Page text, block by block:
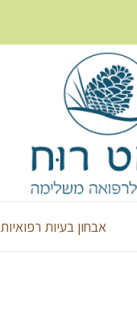
אבחון בעיות רפואיות